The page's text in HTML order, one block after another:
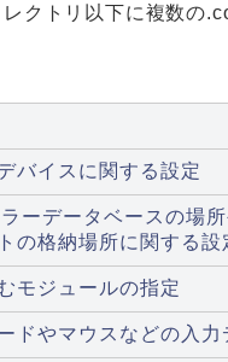
クトリ以下に複数の
バイスに関する設定
ーデータベースの場
の格納場所に関する設
モジュールの指定
ドやマウスなどの入力